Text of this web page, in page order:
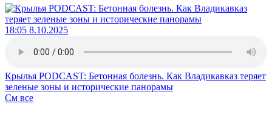
18:05 8.10.2025
Крылья PODCAST: Бетонная болезнь. Как Владикавказ теряет
зеленые зоны и исторические панорамы
См все